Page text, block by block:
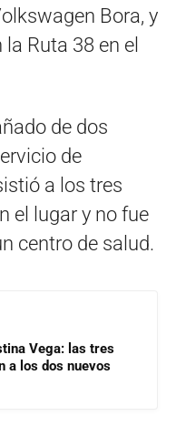
Bora, y
Ruta 38 en el
de dos
de
a los tres
el lugar y no fue
centro de salud.
Vega: las tres
a los dos nuevos